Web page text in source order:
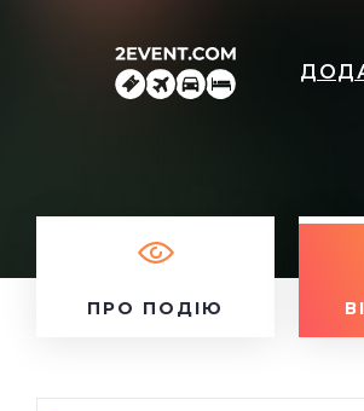
ПРО ПОДІЮ